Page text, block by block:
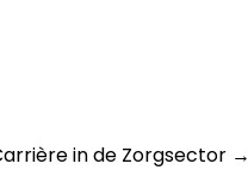
in de Zorgsector →